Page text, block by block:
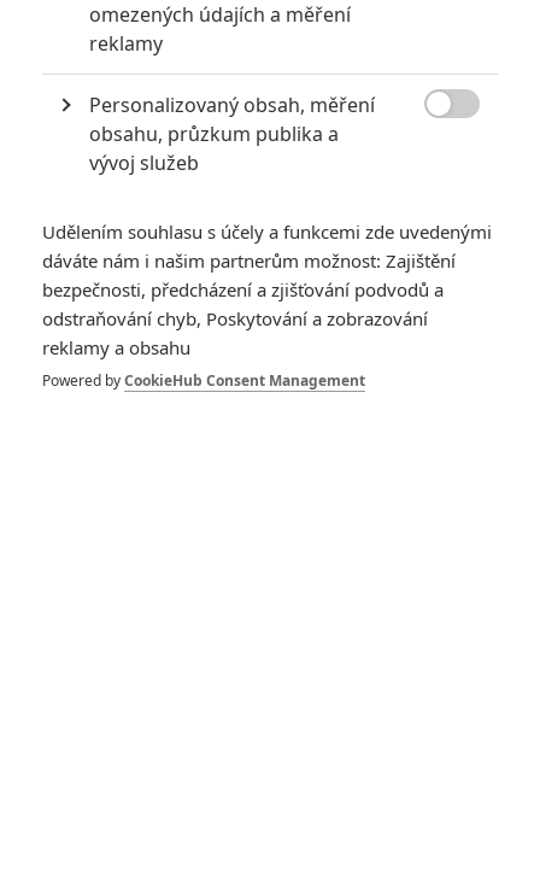
POSLEDNÍ KOMENTOVANÉ
ČLÁNEK | 01.08.2026 16:40
Marvel nečekaně zrušil již schválené pokračování
拆彈專家
1 ČLÁNEK | 30.07.2026 20:14
Děti krve a kostí: Regulérní trailer představuje akční fantasy
dobrodružství s vůní Afriky
Spider-Man: Zbrusu nový den – Podle recenzí máme čekat
omezených údajích a měření
reklamy
Personalizovaný obsah, měření
obsahu, průzkum publika a
vývoj služeb
Udělením souhlasu s účely a funkcemi zde uvedenými
dáváte nám i našim partnerům možnost: Zajištění
bezpečnosti, předcházení a zjišťování podvodů a
odstraňování chyb, Poskytování a zobrazování
reklamy a obsahu
Powered byCookieHub Consent Management